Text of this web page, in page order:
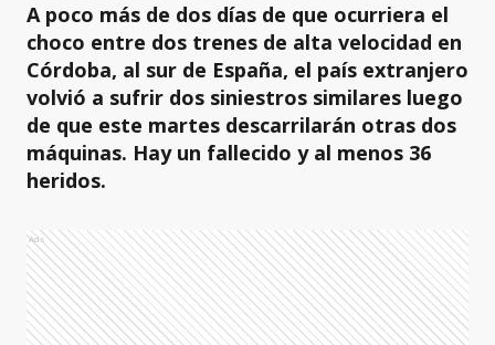
A poco más de dos días de que ocurriera el
choco entre dos trenes de alta velocidad en
Córdoba, al sur de España, el país extranjero
volvió a sufrir dos siniestros similares luego
de que este martes descarrilarán otras dos
máquinas. Hay un fallecido y al menos 36
heridos.
Ads